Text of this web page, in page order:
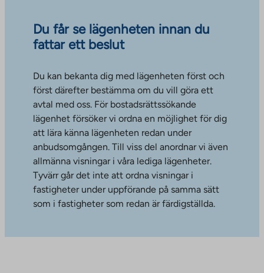
Du får se lägenheten innan du
fattar ett beslut
Du kan bekanta dig med lägenheten först och
först därefter bestämma om du vill göra ett
avtal med oss. För bostadsrättssökande
lägenhet försöker vi ordna en möjlighet för dig
att lära känna lägenheten redan under
anbudsomgången. Till viss del anordnar vi även
allmänna visningar i våra lediga lägenheter.
Tyvärr går det inte att ordna visningar i
fastigheter under uppförande på samma sätt
som i fastigheter som redan är färdigställda.